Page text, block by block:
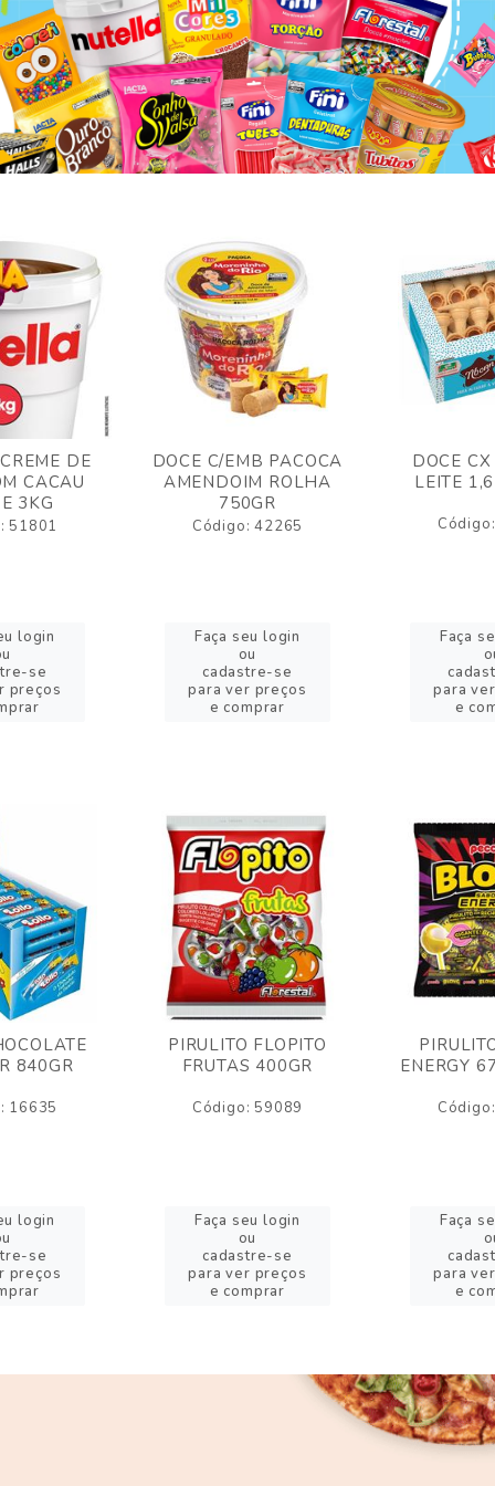
DE
CACAU
3KG
51801
login
se
preços
DOCE C/EMB PACOCA
AMENDOIM ROLHA
750GR
Código: 42265
Faça seu login
ou
cadastre-se
para ver preços
e comprar
DOCE
LEITE
Faça
para
e
840GR
16635
login
se
preços
PIRULITO FLOPITO
FRUTAS 400GR
Código: 59089
Faça seu login
ou
cadastre-se
para ver preços
e comprar
ENERGY
Faça
para
e